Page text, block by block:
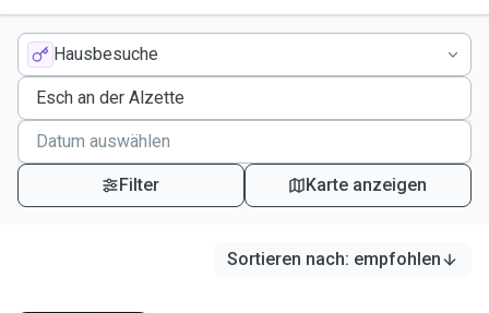
Hausbesuche
Filter Karte anzeigen
Sortieren nach: empfohlen